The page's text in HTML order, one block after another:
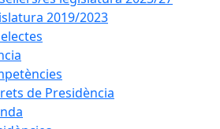
2019/2023
de Presidència